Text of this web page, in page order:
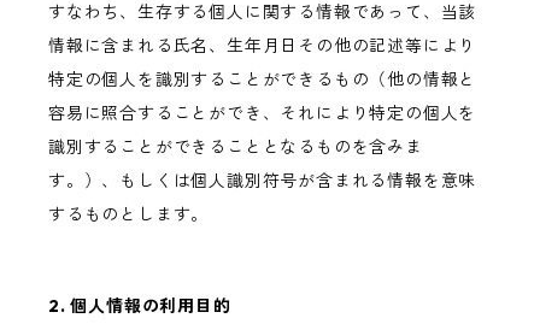
すなわち、生存する個人に関する情報であって、当該
情報に含まれる氏名、生年月日その他の記述等により
特定の個人を識別することができるもの（他の情報と
容易に照合することができ、それにより特定の個人を
識別することができることとなるものを含みま
す。）、もしくは個人識別符号が含まれる情報を意味
するものとします。
2. 個人情報の利用目的